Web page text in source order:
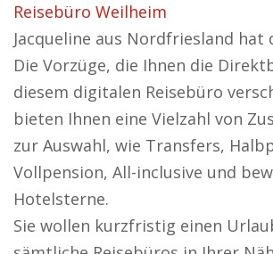
Reisebüro Weilheim
Jacqueline aus Nordfriesland hat
Die Vorzüge, die Ihnen die
diesem digitalen Reisebüro
bieten Ihnen eine Vielzahl von
zur Auswahl, wie Transfers,
Vollpension, All-inclusive und
Hotelsterne.
Sie wollen kurzfristig einen